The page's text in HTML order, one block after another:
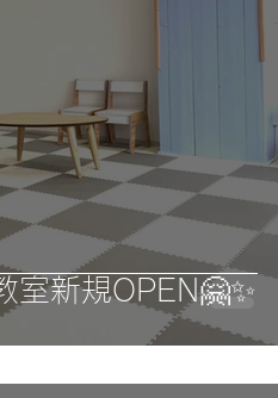
新規OPEN🤗✨